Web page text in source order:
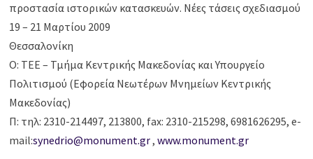
προστασία ιστορικών κατασκευών. Νέες τάσεις σχεδιασμού
19 – 21 Μαρτίου 2009
Θεσσαλονίκη
Ο: ΤΕΕ – Τμήμα Κεντρικής Μακεδονίας και Υπουργείο
Πολιτισμού (Εφορεία Νεωτέρων Μνημείων Κεντρικής
Μακεδονίας)
Π: τηλ: 2310-214497, 213800, fax: 2310-215298, 6981626295, e-
mail:synedrio@monument.gr,www.monument.gr